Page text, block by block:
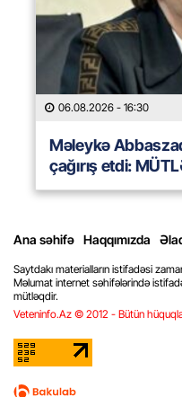
06.08.2026 - 16:30
Məleykə
çağırış etdi:
Ana səhifə Haqqımızda
Saytdakı materialların istifadəsi
Məlumat internet səhifələrində
mütləqdir.
Veteninfo.Az © 2012 - Bütün